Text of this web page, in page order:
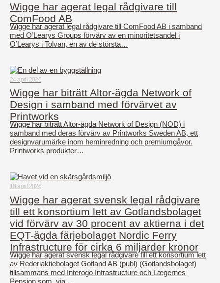
Wigge har agerat legal rådgivare till
ComFood AB
Wigge har agerat legal rådgivare till ComFood AB i samband
med O’Learys Groups förvärv av en minoritetsandel i
O’Learys i Tolvan, en av de största…
24 april 2026
Wigge har biträtt Altor-ägda Network of
Design i samband med förvärvet av
Printworks
Wigge har biträtt Altor-ägda Network of Design (NOD) i
samband med deras förvärv av Printworks Sweden AB, ett
designvarumärke inom heminredning och premiumgåvor.
Printworks produkter…
10 april 2026
Wigge har agerat svensk legal rådgivare
till ett konsortium lett av Gotlandsbolaget
vid förvärv av 30 procent av aktierna i det
EQT-ägda färjebolaget Nordic Ferry
Infrastructure för cirka 6 miljarder kronor
Wigge har agerat svensk legal rådgivare till ett konsortium lett
av Rederiaktiebolaget Gotland AB (publ) (Gotlandsbolaget)
tillsammans med Interogo Infrastructure och Lægernes
Pension som, via…